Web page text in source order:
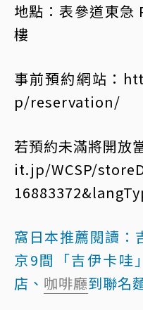
地點：表參道東急
樓
事前預約網站：
p/reservation/
若預約未滿將開
it.jp/WCSP/
窩日本推薦閱讀：
京9間「吉伊卡哇
店、 咖啡廳到聯名